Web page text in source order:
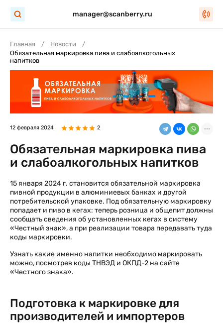
manager@scanberry.ru
Главная
Новости
Обязательная маркировка пива и слабоалкогольных
напитков
12 февраля 2024 2
Обязательная маркировка пива
и слабоалкогольных напитков
15 января 2024 г. становится обязательной маркировка
пивной продукции в алюминиевых банках и другой
потребительской упаковке. Под обязательную маркировку
попадает и пиво в кегах: теперь розница и общепит должны
сообщать сведения об установленных кегах в систему
«Честный знак», а при реализации товара передавать туда
коды маркировки.
Узнать какие именно напитки необходимо маркировать
можно, посмотрев коды ТНВЭД и ОКПД-2 на сайте
«Честного знака».
Подготовка к маркировке для
производителей и импортеров